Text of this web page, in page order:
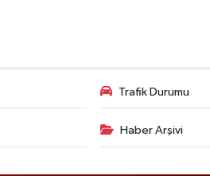
Trafik Durumu
Haber Arşivi